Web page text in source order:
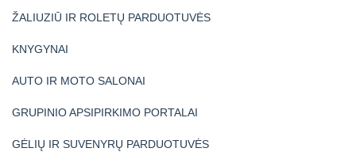
ŽALIUZIŪ IR ROLETŲ PARDUOTUVĖS
KNYGYNAI
AUTO IR MOTO SALONAI
GRUPINIO APSIPIRKIMO PORTALAI
GĖLIŲ IR SUVENYRŲ PARDUOTUVĖS